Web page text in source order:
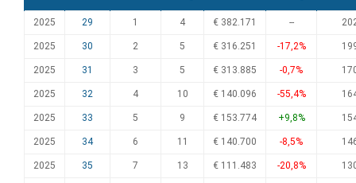
2025 29 1 4 € 382.171 --
2025 30 2 5 € 316.251 -17,2%
2025 31 3 5 € 313.885 -0,7%
2025 32 4 10 € 140.096 -55,4%
2025 33 5 9 € 153.774 +9,8%
2025 34 6 11 € 140.700 -8,5%
2025 35 7 13 € 111.483 -20,8%